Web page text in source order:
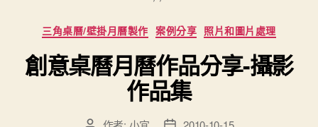
軟
體-
Photoscape”
分
類
三角桌曆/壁掛月曆製作 案例分享 照片和圖片處理
創意桌曆月曆作品分享-攝影
作品集